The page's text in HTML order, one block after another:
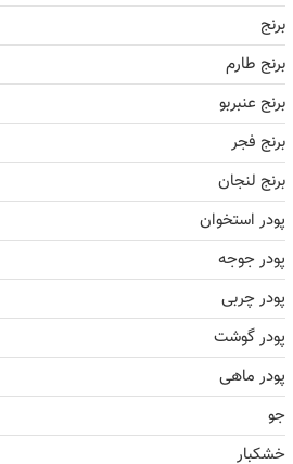
برنج
برنج طارم
برنج عنبربو
برنج فجر
برنج لنجان
پودر استخوان
پودر جوجه
پودر چربی
پودر گوشت
پودر ماهی
جو
خشکبار